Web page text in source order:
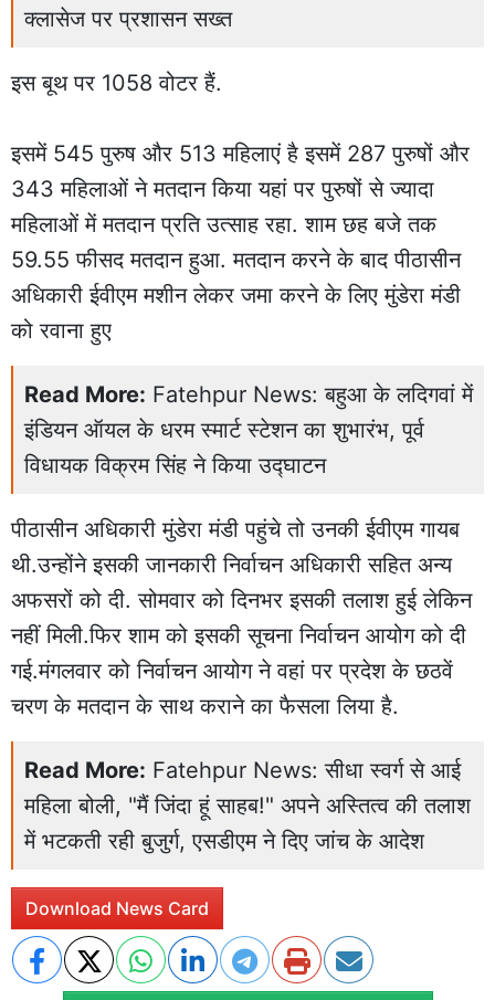
क्लासेज पर प्रशासन सख्त
इस बूथ पर 1058 वोटर हैं.
इसमें 545 पुरुष और 513 महिलाएं है इसमें 287 पुरुषों और
343 महिलाओं ने मतदान किया यहां पर पुरुषों से ज्यादा
महिलाओं में मतदान प्रति उत्साह रहा. शाम छह बजे तक
59.55 फीसद मतदान हुआ. मतदान करने के बाद पीठासीन
अधिकारी ईवीएम मशीन लेकर जमा करने के लिए मुंडेरा मंडी
को रवाना हुए
Read More: Fatehpur News: बहुआ के लदिगवां में
इंडियन ऑयल के धरम स्मार्ट स्टेशन का शुभारंभ, पूर्व
विधायक विक्रम सिंह ने किया उद्घाटन
पीठासीन अधिकारी मुंडेरा मंडी पहुंचे तो उनकी ईवीएम गायब
थी.उन्होंने इसकी जानकारी निर्वाचन अधिकारी सहित अन्य
अफसरों को दी. सोमवार को दिनभर इसकी तलाश हुई लेकिन
नहीं मिली.फिर शाम को इसकी सूचना निर्वाचन आयोग को दी
गई.मंगलवार को निर्वाचन आयोग ने वहां पर प्रदेश के छठवें
चरण के मतदान के साथ कराने का फैसला लिया है.
Read More: Fatehpur News: सीधा स्वर्ग से आई
महिला बोली, "मैं जिंदा हूं साहब!" अपने अस्तित्व की तलाश
में भटकती रही बुजुर्ग, एसडीएम ने दिए जांच के आदेश
Download News Card